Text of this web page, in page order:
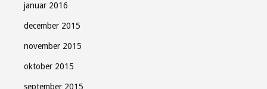
januar 2016
december 2015
november 2015
oktober 2015
september 2015